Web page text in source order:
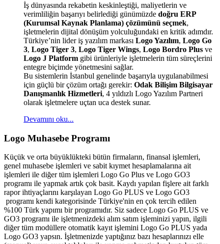
İş dünyasında rekabetin keskinleştiği, maliyetlerin ve
verimliliğin başarıyı belirlediği günümüzde doğru ERP
(Kurumsal Kaynak Planlama) çözümünü seçmek,
işletmelerin dijital dönüşüm yolculuğundaki en kritik adımdır.
Türkiye’nin lider iş yazılım markası Logo Yazılım, Logo Go
3, Logo Tiger 3, Logo Tiger Wings, Logo Bordro Plus ve
Logo J Platform gibi ürünleriyle işletmelerin tüm süreçlerini
entegre biçimde yönetmesini sağlar.
Bu sistemlerin İstanbul genelinde başarıyla uygulanabilmesi
için güçlü bir çözüm ortağı gerekir: Odak Bilişim Bilgisayar
Danışmanlık Hizmetleri, 4 yıldızlı Logo Yazılım Partneri
olarak işletmelere uçtan uca destek sunar.
Devamını oku...
Logo Muhasebe Programı
Küçük ve orta büyüklükteki bütün firmaların, finansal işlemleri,
genel muhasebe işlemleri ve sabit kıymet hesaplamalarına ait
işlemleri ile diğer tüm işlemleri Logo Go Plus ve Logo GO3
programı ile yapmak artık çok basit. Kaydı yapılan fişlere ait farklı
rapor ihtiyaçlarını karşılayan Logo Go PLUS ve Logo GO3
programı kendi kategorisinde Türkiye'nin en çok tercih edilen
%100 Türk yapımı bir programıdır. Siz sadece Logo Go PLUS ve
GO3 programı ile işletmenizdeki alım satım işleminizi yapın, ilgili
diğer tüm modüllere otomatik kayıt işlemini Logo Go PLUS yada
Logo GO3 yapsın. İşletmenizde yaptığınız bazı hesaplarınızı elle